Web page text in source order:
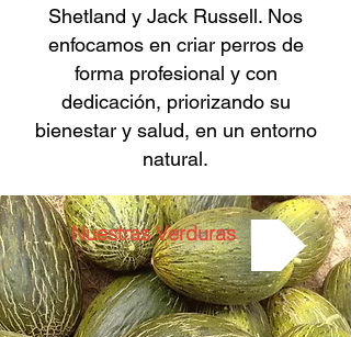
Shetland y Jack Russell. Nos
enfocamos en criar perros de
forma profesional y con
dedicación, priorizando su
bienestar y salud, en un entorno
natural.
Nuestras Verduras